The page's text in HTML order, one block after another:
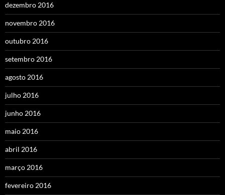
dezembro 2016
novembro 2016
outubro 2016
setembro 2016
agosto 2016
julho 2016
junho 2016
maio 2016
abril 2016
março 2016
fevereiro 2016